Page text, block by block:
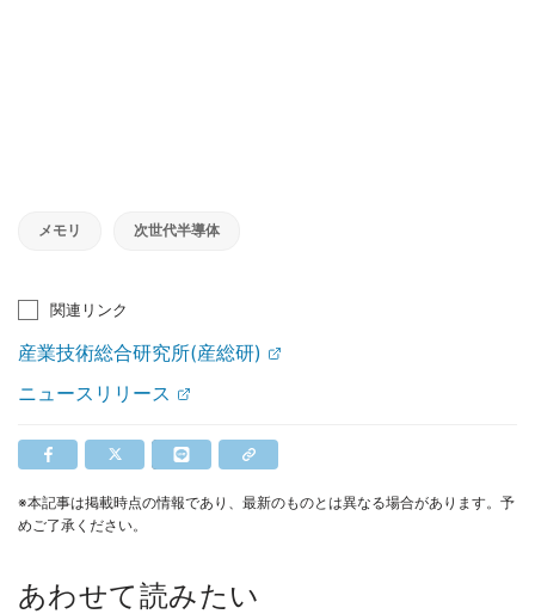
メモリ 次世代半導体
関連リンク
産業技術総合研究所(産総研)
ニュースリリース
※本記事は掲載時点の情報であり、最新のものとは異なる場合があります。予
めご了承ください。
あわせて読みたい